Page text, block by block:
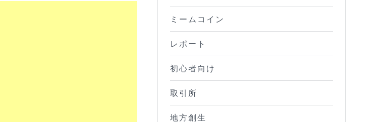
ミームコイン
レポート
初心者向け
取引所
地方創生